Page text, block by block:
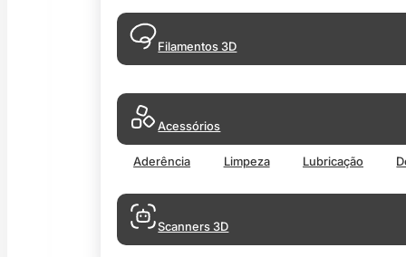
Filamentos 3D
Acessórios
Aderência Limpeza Lubricação
Scanners 3D